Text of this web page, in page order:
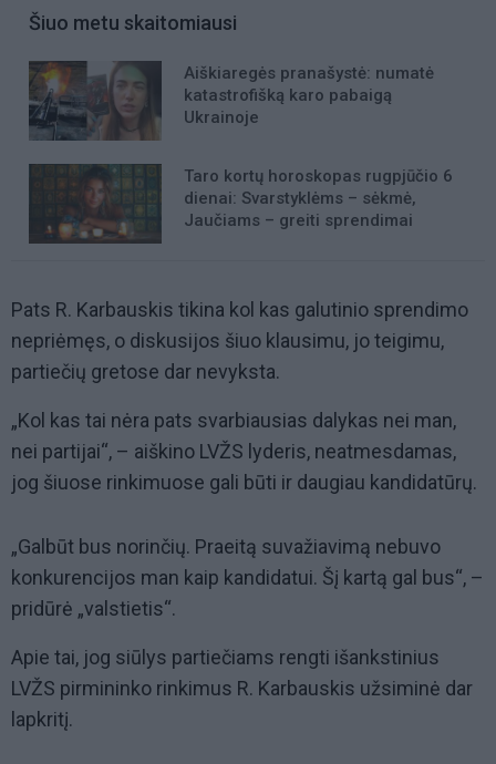
Šiuo metu skaitomiausi
Aiškiaregės pranašystė: numatė
katastrofišką karo pabaigą
Ukrainoje
Taro kortų horoskopas rugpjūčio 6
dienai: Svarstyklėms – sėkmė,
Jaučiams – greiti sprendimai
Pats R. Karbauskis tikina kol kas galutinio sprendimo
nepriėmęs, o diskusijos šiuo klausimu, jo teigimu,
partiečių gretose dar nevyksta.
„Kol kas tai nėra pats svarbiausias dalykas nei man,
nei partijai“, – aiškino LVŽS lyderis, neatmesdamas,
jog šiuose rinkimuose gali būti ir daugiau kandidatūrų.
„Galbūt bus norinčių. Praeitą suvažiavimą nebuvo
konkurencijos man kaip kandidatui. Šį kartą gal bus“, –
pridūrė „valstietis“.
Apie tai, jog siūlys partiečiams rengti išankstinius
LVŽS pirmininko rinkimus R. Karbauskis užsiminė dar
lapkritį.